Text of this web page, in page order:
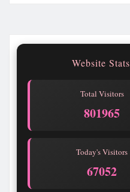
Website Stats
Total Visitors
801969
Today's Visitors
67056